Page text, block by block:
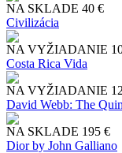
NA SKLADE 40 €
Civilizácia
NA VYŽIADANIE
Costa Rica Vida
NA VYŽIADANIE
David Webb: The
NA SKLADE 195 €
Dior by John Galliano